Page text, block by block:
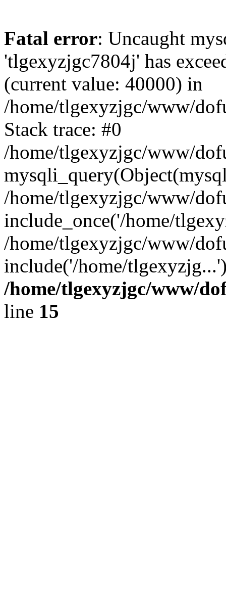
Fatal error: Uncaught
'tlgexyzjgc7804j' has
(current value: 40000) in
/home/tlgexyzjgc/www/
Stack trace: #0
/home/tlgexyzjgc/www/
/home/tlgexyzjgc/www/
include_once('/home/
/home/tlgexyzjgc/www/
include('/home/
/home/tlgexyzjgc/www/
line 15